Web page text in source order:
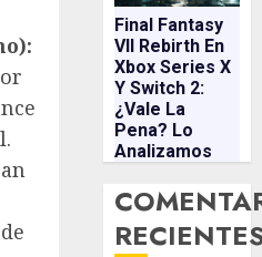
Final Fantasy
VII Rebirth En
Xbox Series X
Y Switch 2:
¿vale La
Pena? Lo
Analizamos